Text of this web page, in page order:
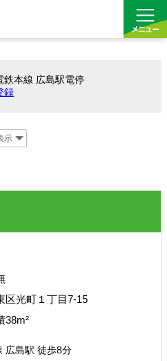
鉄本線 広島駅電停
録
区光町１丁目7-15
38m²
広島駅 徒歩8分